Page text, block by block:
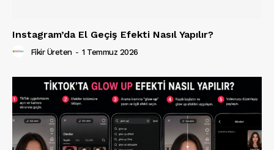
Instagram’da El Geçiş Efekti Nasıl Yapılır?
Fikir Üreten - 1 Temmuz 2026